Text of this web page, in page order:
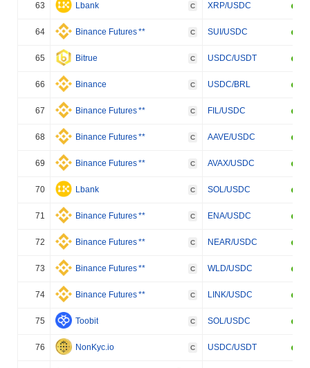
63 Lbank C XRP/USDC
64 Binance Futures** C SUI/USDC
65 Bitrue C USDC/USDT
66 Binance C USDC/BRL
67 Binance Futures** C FIL/USDC
68 Binance Futures** C AAVE/USDC
69 Binance Futures** C AVAX/USDC
70 Lbank C SOL/USDC
71 Binance Futures** C ENA/USDC
72 Binance Futures** C NEAR/USDC
73 Binance Futures** C WLD/USDC
74 Binance Futures** C LINK/USDC
75 Toobit C SOL/USDC
76 NonKyc.io C USDC/USDT